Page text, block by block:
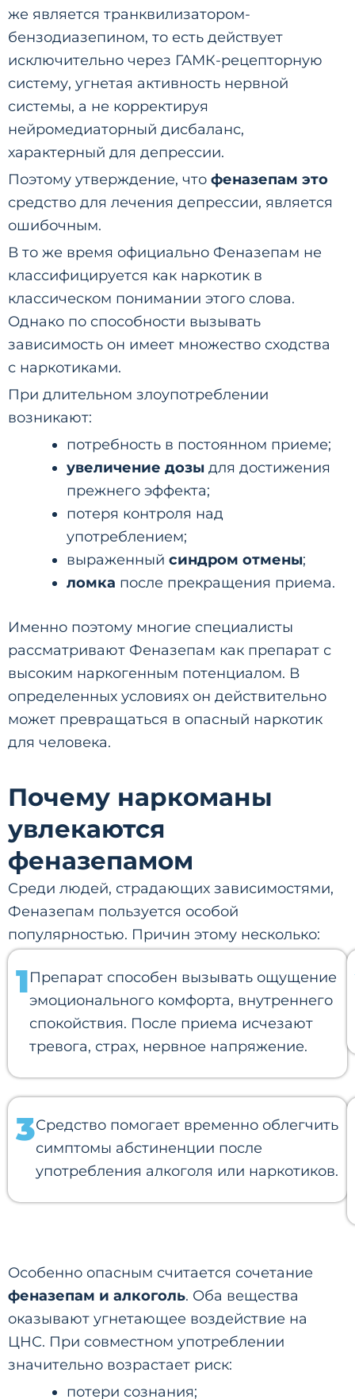
же является транквилизатором-
бензодиазепином, то есть действует
исключительно через ГАМК-рецепторную
систему, угнетая активность нервной
системы, а не корректируя
нейромедиаторный дисбаланс,
характерный для депрессии.
Поэтому утверждение, что феназепам это
средство для лечения депрессии, является
ошибочным.
В то же время официально Феназепам не
классифицируется как наркотик в
классическом понимании этого слова.
Однако по способности вызывать
зависимость он имеет множество сходства
с наркотиками.
При длительном злоупотреблении
возникают:
потребность в постоянном приеме;
увеличение дозыдля достижения
прежнего эффекта;
потеря контроля над
употреблением;
выраженный синдром отмены;
ломка после прекращения приема.
Именно поэтому многие специалисты
рассматривают Феназепам как препарат с
высоким наркогенным потенциалом. В
определенных условиях он действительно
может превращаться в опасный наркотик
для человека.
Почему наркоманы
увлекаются
феназепамом
Среди людей, страдающих зависимостями,
Феназепам пользуется особой
популярностью. Причин этому несколько:
1Препарат способен вызывать ощущение
эмоционального комфорта, внутреннего
спокойствия. После приема исчезают
тревога, страх, нервное напряжение.
3Средство помогает временно облегчить
симптомы абстиненции после
употребления алкоголя или наркотиков.
Особенно опасным считается сочетание
феназепам и алкоголь. Оба вещества
оказывают угнетающее воздействие на
ЦНС. При совместном употреблении
значительно возрастает риск:
потери сознания;